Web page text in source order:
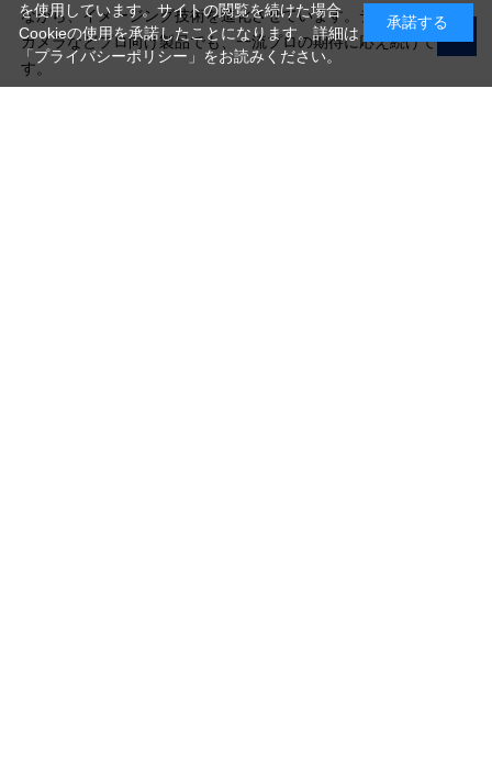
ながら、イメージング技術を進化させています。デジタルシネマ
カメラなどプロ向け製品でも、一流プロの期待に応え続けていま
す。
を使用しています。サイトの閲覧を続けた場合
Cookieの使用を承諾したことになります。詳細は
「プライバシーポリシー」 をお読みください。
承諾する